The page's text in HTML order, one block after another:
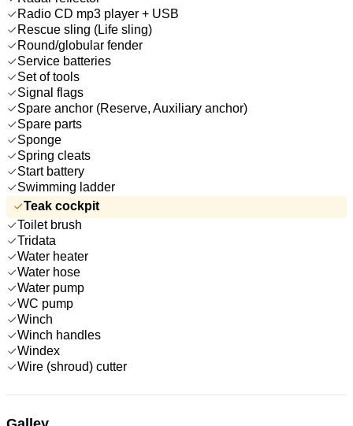
Radio CD mp3 player + USB
Rescue sling (Life sling)
Round/globular fender
Service batteries
Set of tools
Signal flags
Spare anchor (Reserve, Auxiliary anchor)
Spare parts
Sponge
Spring cleats
Start battery
Swimming ladder
Teak cockpit
Toilet brush
Tridata
Water heater
Water hose
Water pump
WC pump
Winch
Winch handles
Windex
Wire (shroud) cutter